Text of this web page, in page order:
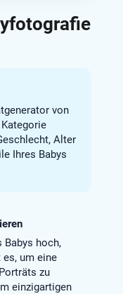
von
Alter
Ihres Babys
Babys hoch,
es, um eine
zu
einzigartigen